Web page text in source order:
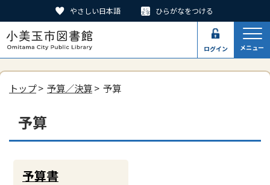
やさしい日本語 ひらがなをつける
ログイン メニュー
トップ> 予算／決算> 予算
予算
予算書